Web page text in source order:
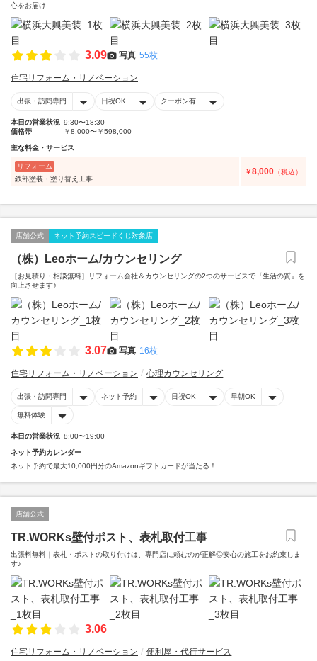
心をお届け
3.09 写真 55枚
住宅リフォーム・リノベーション
出張・訪問専門 日祝OK クーポン有
本日の営業状況 9:30〜18:30
価格帯
￥8,000〜￥598,000
主な料金・サービス
リフォーム
鉄部塗装・塗り替え工事
￥8,000 （税込）
店舗公式 ネット予約スピードくじ対象店
（株）Leoホーム/カウンセリング
［お見積り・相談無料］リフォーム会社＆カウンセリングの2つのサービスで『生活の質』を
向上させます♪
3.07 写真 16枚
住宅リフォーム・リノベーション 心理カウンセリング
出張・訪問専門 ネット予約 日祝OK 早朝OK
無料体験
本日の営業状況 8:00〜19:00
ネット予約カレンダー
ネット予約で最大10,000円分のAmazonギフトカードが当たる！
店舗公式
TR.WORKs壁付ポスト、表札取付工事
出張料無料｜表札・ポストの取り付けは、専門店に頼むのが正解◎安心の施工をお約束しま
す♪
3.06
住宅リフォーム・リノベーション 便利屋・代行サービス